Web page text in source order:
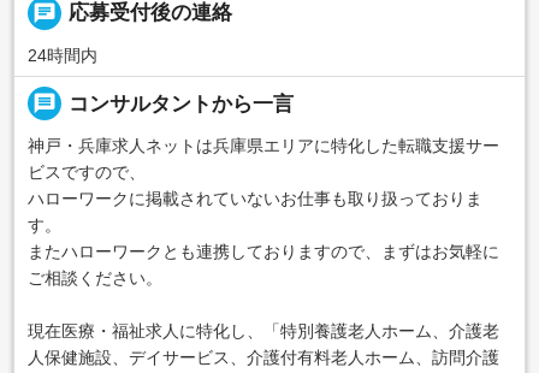
chat 応募受付後の連絡
24時間内
message コンサルタントから一言
神戸・兵庫求人ネットは兵庫県エリアに特化した転職支援サー
ビスですので、
ハローワークに掲載されていないお仕事も取り扱っておりま
す。
またハローワークとも連携しておりますので、まずはお気軽に
ご相談ください。
現在医療・福祉求人に特化し、「特別養護老人ホーム、介護老
人保健施設、デイサービス、介護付有料老人ホーム、訪問介護